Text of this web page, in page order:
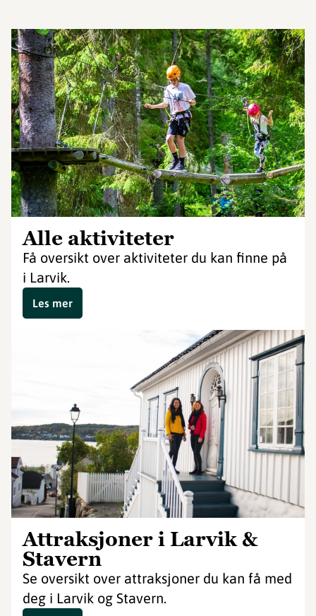
Alle aktiviteter
Få oversikt over aktiviteter du kan finne på
i Larvik.
Les mer
Attraksjoner i Larvik &
Stavern
Se oversikt over attraksjoner du kan få med
deg i Larvik og Stavern.